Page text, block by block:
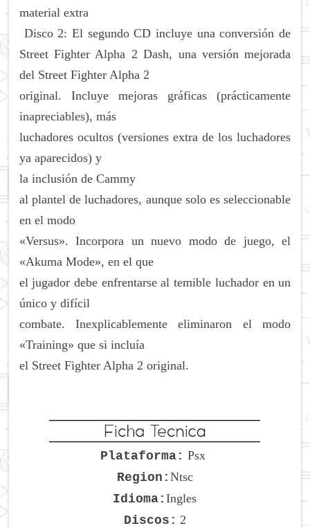
material extra
Disco 2: El segundo CD incluye una conversión de
Street Fighter Alpha 2 Dash, una versión mejorada
del Street Fighter Alpha 2
original. Incluye mejoras gráficas (prácticamente
inapreciables), más
luchadores ocultos (versiones extra de los luchadores
ya aparecidos) y
la inclusión de Cammy
al plantel de luchadores, aunque solo es seleccionable
en el modo
«Versus». Incorpora un nuevo modo de juego, el
«Akuma Mode», en el que
el jugador debe enfrentarse al temible luchador en un
único y difícil
combate. Inexplicablemente eliminaron el modo
«Training» que si incluía
el Street Fighter Alpha 2 original.
Plataforma: Psx
Region: Ntsc
Idioma:Ingles
Discos: 2